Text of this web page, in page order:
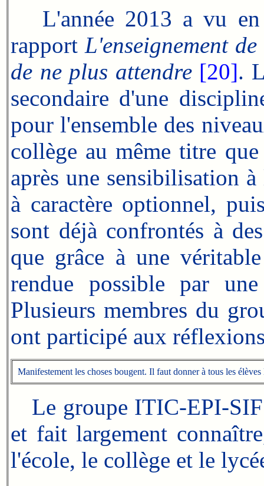
L'année 2013 a vu
rapport L'enseignement
de ne plus attendre [20].
secondaire d'une
pour l'ensemble des
collège au même titre
après une sensibilisation
à caractère optionnel,
sont déjà confrontés à
que grâce à une
rendue possible par
Plusieurs membres du
ont participé aux
Manifestement les choses bougent. Il faut donner à tous les
Le groupe ITIC-EPI-SIF
et fait largement
l'école, le collège et le